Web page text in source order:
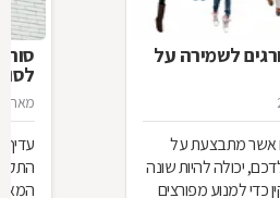
לשמירה על
אשר מתבצעת על
מנת לשמור על בטיחות ילדכם, יכולה להיות שונה
כדי למנוע מפורצים
מאת: